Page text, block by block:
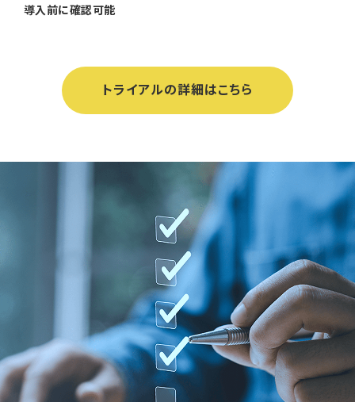
導入前に確認可能
トライアルの詳細はこちら